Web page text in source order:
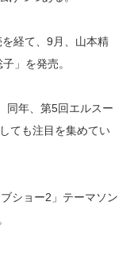
経て、9月、山本精
」を発売。
同年、第5回エルスー
ても注目を集めてい
ショー2」テーマソン